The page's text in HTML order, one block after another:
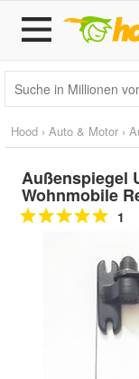
Hood › Auto & Motor ›
Außenspiegel
Wohnmobile
1